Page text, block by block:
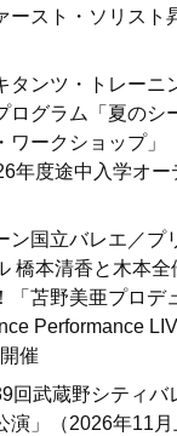
ースト・ソリスト
タンツ・トレーニ
ログラム「夏のシ
ワークショップ」
年度途中入学オー
ン国立バレエ／プ
橋本清香と木本全
「苫野美亜プロデ
Performance
催
回武蔵野シティバ
演」（2026年11月